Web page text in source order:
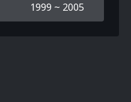
1999 ~ 2005